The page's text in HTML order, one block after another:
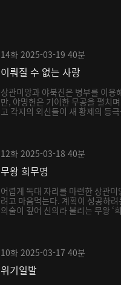
14화 2025-03-19 40분
이뤄질 수 없는 사랑
상관미앙과 야북진은 병부를 이용
만, 야명헌은 기이한 무공을 펼치
고 각지의 외신들이 새 황제의 등
12화 2025-03-18 40분
무왕 희무명
어렵게 독대 자리를 마련한 상관
려고 마음먹는다. 계획이 성공하
의술이 깊어 신의라 불리는 무왕 ‘
10화 2025-03-17 40분
위기일발